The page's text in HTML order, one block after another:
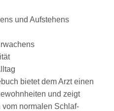
und Aufstehens
bietet dem Arzt einen
und zeigt
normalen Schlaf-